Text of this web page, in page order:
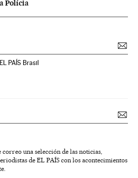
Polícia
PAÍS Brasil
correo una selección de las noticias,
de EL PAÍS con los acontecimientos